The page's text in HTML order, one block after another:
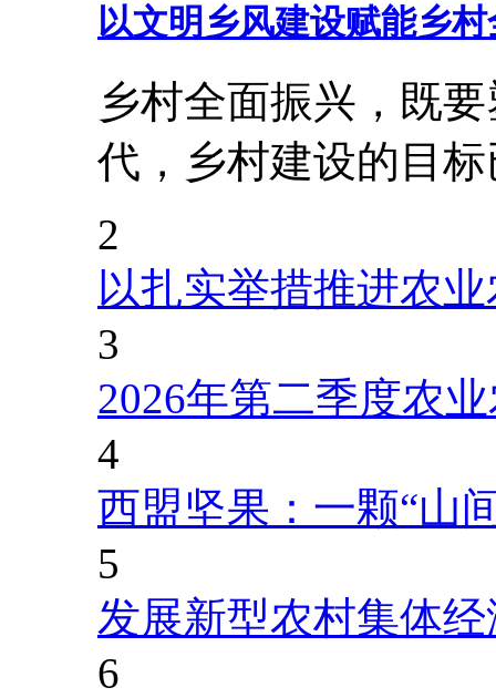
以文明乡风建设赋能乡
乡村全面振兴，既
代，乡村建设的目
2
以扎实举措推进农
3
2026年第二季度农
4
西盟坚果：一颗“山
5
发展新型农村集体
6